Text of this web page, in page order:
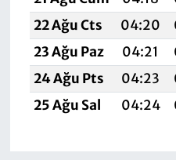
22 Ağu Cts
04:20
23 Ağu Paz
04:21
24 Ağu Pts
04:23
25 Ağu Sal
04:24